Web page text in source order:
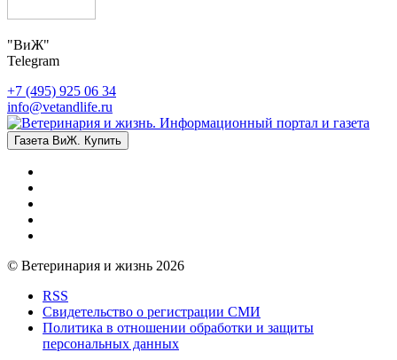
"ВиЖ"
Telegram
+7 (495) 925 06 34
info@vetandlife.ru
Газета ВиЖ. Купить
© Ветеринария и жизнь 2026
RSS
Свидетельство о регистрации СМИ
Политика в отношении обработки и защиты
персональных данных